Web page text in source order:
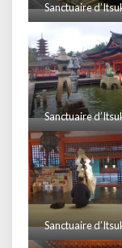
Sanctuaire
Sanctuaire
Sanctuaire